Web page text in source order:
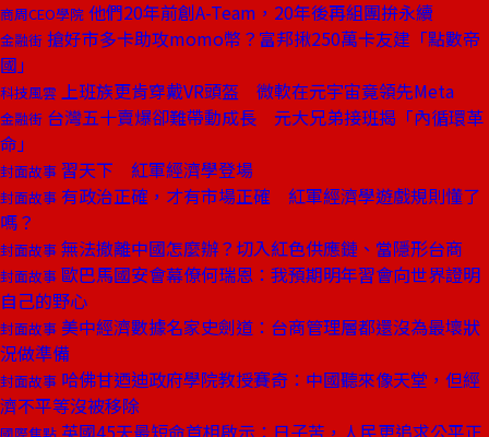
商周CEO學院 他們20年前創A-Team，20年後再組團拚永續
金融街 搶好市多卡助攻momo幣？富邦揪250萬卡友建「點數帝
國」
科技風雲 上班族更肯穿戴VR頭盔 微軟在元宇宙竟領先Meta
金融街 台灣五十賣爆卻難帶動成長 元大兄弟接班揭「內循環革
命」
封面故事 習天下 紅軍經濟學登場
封面故事 有政治正確，才有市場正確 紅軍經濟學遊戲規則懂了
嗎？
封面故事 無法撤離中國怎麼辦？切入紅色供應鏈、當隱形台商
封面故事 歐巴馬國安會幕僚何瑞恩：我預期明年習會向世界證明
自己的野心
封面故事 美中經濟數據名家史劍道：台商管理層都還沒為最壞狀
況做準備
封面故事 哈佛甘迺迪政府學院教授賽奇：中國聽來像天堂，但經
濟不平等沒被移除
英國45天最短命首相啟示：日子苦，人民更追求公平正